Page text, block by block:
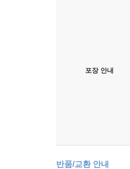
포장 안내
반품/교환 안내